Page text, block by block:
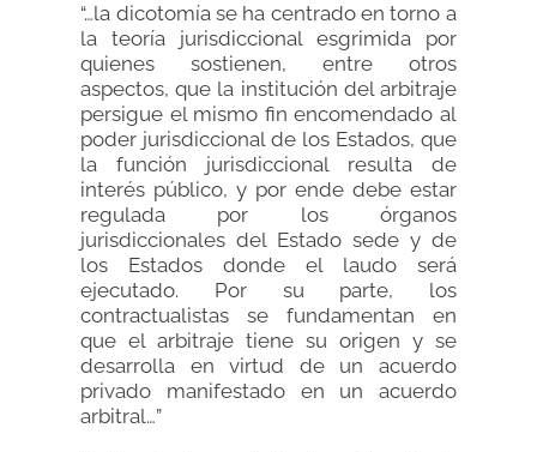
“…la dicotomía se ha centrado en torno a
la teoría jurisdiccional esgrimida por
quienes sostienen, entre otros
aspectos, que la institución del arbitraje
persigue el mismo fin encomendado al
poder jurisdiccional de los Estados, que
la función jurisdiccional resulta de
interés público, y por ende debe estar
regulada por los órganos
jurisdiccionales del Estado sede y de
los Estados donde el laudo será
ejecutado. Por su parte, los
contractualistas se fundamentan en
que el arbitraje tiene su origen y se
desarrolla en virtud de un acuerdo
privado manifestado en un acuerdo
arbitral…”